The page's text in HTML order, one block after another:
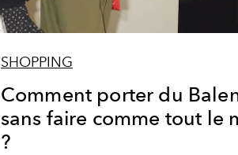
SHOPPING
Comment porter du
sans faire comme tout le
?